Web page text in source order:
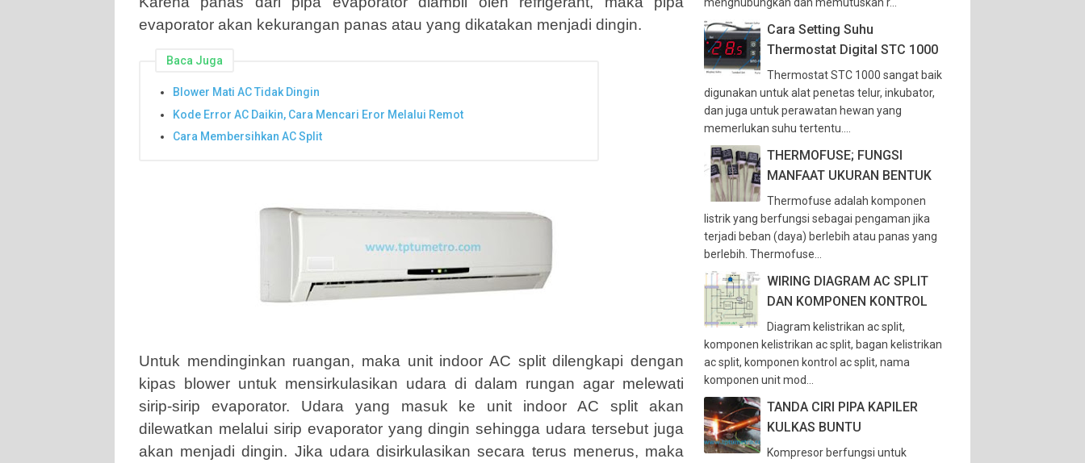
evaporator akan kekurangan panas atau yang dikatakan menjadi dingin.
Baca Juga
Blower Mati AC Tidak Dingin
Kode Error AC Daikin, Cara Mencari Eror Melalui Remot
Cara Membersihkan AC Split
Untuk mendinginkan ruangan, maka unit indoor AC split dilengkapi dengan
kipas blower untuk mensirkulasikan udara di dalam rungan agar melewati
sirip-sirip evaporator. Udara yang masuk ke unit indoor AC split akan
dilewatkan melalui sirip evaporator yang dingin sehingga udara tersebut juga
akan menjadi dingin. Jika udara disirkulasikan secara terus menerus, maka
Cara Setting Suhu
Thermostat Digital STC 1000
Thermostat STC 1000 sangat baik
digunakan untuk alat penetas telur, inkubator,
dan juga untuk perawatan hewan yang
memerlukan suhu tertentu....
THERMOFUSE; FUNGSI
MANFAAT UKURAN BENTUK
Thermofuse adalah komponen
listrik yang berfungsi sebagai pengaman jika
terjadi beban (daya) berlebih atau panas yang
berlebih. Thermofuse...
WIRING DIAGRAM AC SPLIT
DAN KOMPONEN KONTROL
Diagram kelistrikan ac split,
komponen kelistrikan ac split, bagan kelistrikan
ac split, komponen kontrol ac split, nama
komponen unit mod...
TANDA CIRI PIPA KAPILER
KULKAS BUNTU
Kompresor berfungsi untuk